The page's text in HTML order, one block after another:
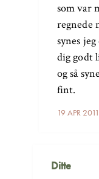
19 APR
som var
regnede
synes
dig godt
og så
fint.
Ditte